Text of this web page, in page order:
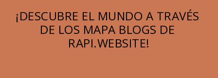
¡DESCUBRE EL MUNDO A TRAVÉS
DE LOS MAPA BLOGS DE
RAPI.WEBSITE!